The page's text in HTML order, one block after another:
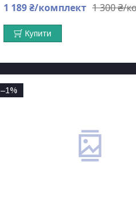
1 300 ₴/
1 189 ₴/комплект
Купити
–1%